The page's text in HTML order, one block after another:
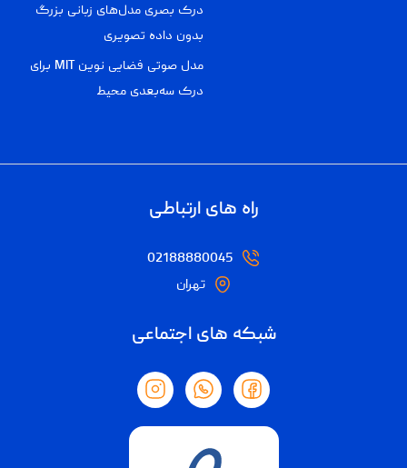
درک بصری مدل‌های زبانی بزرگ
بدون داده تصویری
مدل صوتی فضایی نوین MIT برای
درک سه‌بعدی محیط
راه های ارتباطی
02188880045
تهران
شبکه های اجتماعی